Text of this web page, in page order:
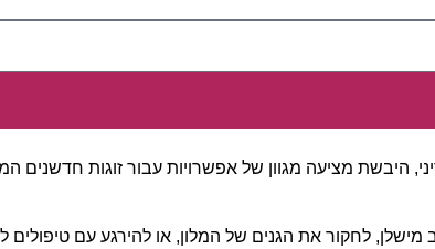
היבשת מציעה מגוון של אפשרויות עבור זוגות חדשנים
לחקור את הגנים של המלון, או להירגע עם טיפולים